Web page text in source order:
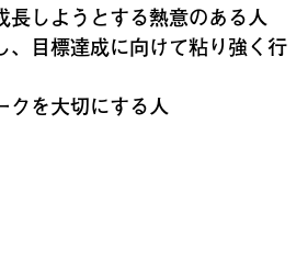
しようとする熱意のある人
目標達成に向けて粘り強く行
を大切にする人